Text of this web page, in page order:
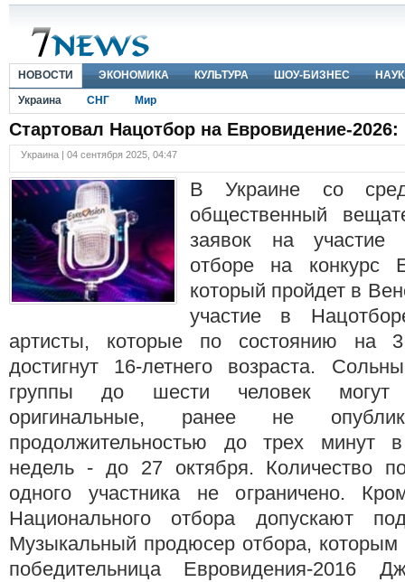
НОВОСТИ ЭКОНОМИКА КУЛЬТУРА ШОУ-БИЗНЕС
Украина
СНГ Мир
Стартовал Нацотбор на Евровидение-2026:
Украина | 04 сентября 2025, 04:47
В Украине со
общественный
заявок на участие
отборе на конкурс
который пройдет в
участие в
артисты, которые по состоянию на
достигнут 16-летнего возраста.
группы до шести человек могут
оригинальные, ранее не
продолжительностью до трех минут
недель - до 27 октября. Количество
одного участника не ограничено.
Национального отбора допускают
Музыкальный продюсер отбора, которым
победительница Евровидения-2016